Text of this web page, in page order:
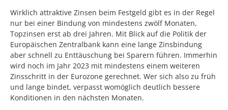
Wirklich attraktive Zinsen beim Festgeld gibt es in der Regel
nur bei einer Bindung von mindestens zwölf Monaten,
Topzinsen erst ab drei Jahren. Mit Blick auf die Politik der
Europäischen Zentralbank kann eine lange Zinsbindung
aber schnell zu Enttäuschung bei Sparern führen. Immerhin
wird noch im Jahr 2023 mit mindestens einem weiteren
Zinsschritt in der Eurozone gerechnet. Wer sich also zu früh
und lange bindet, verpasst womöglich deutlich bessere
Konditionen in den nächsten Monaten.